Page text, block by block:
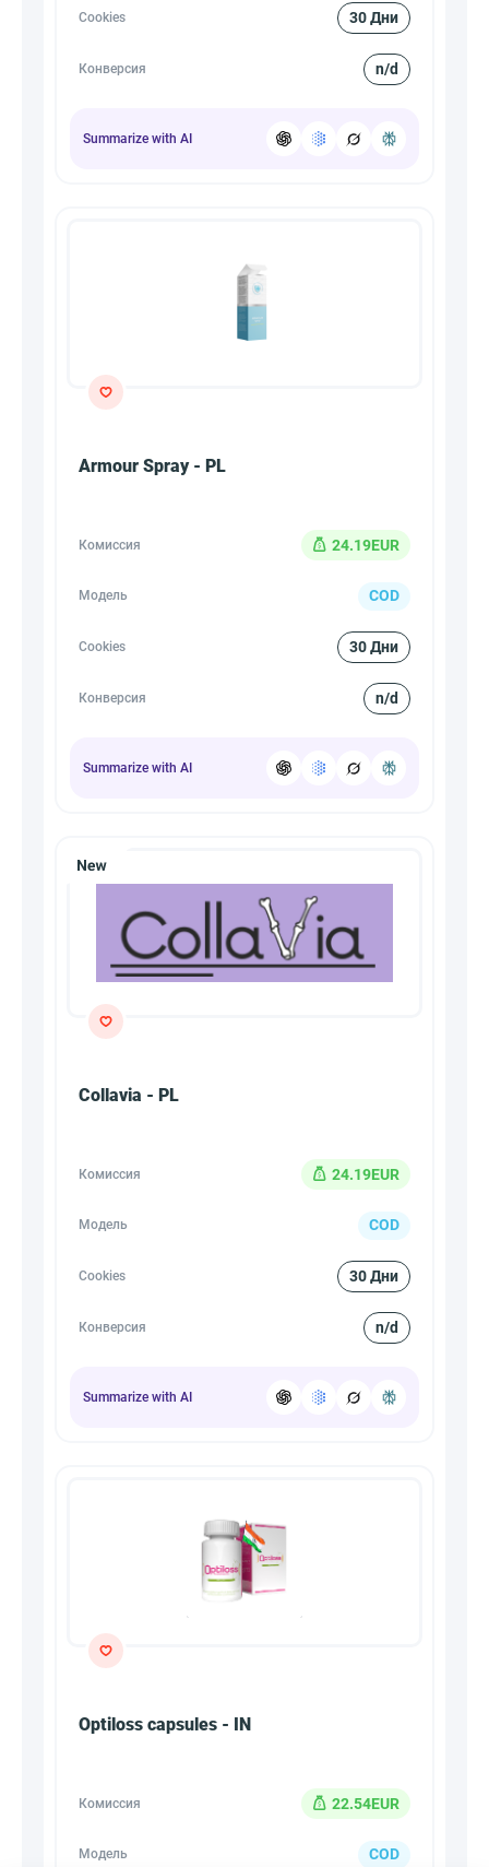
Cookies 30 Дни
Конверсия n/d
Summarize with AI
Armour Spray - PL
Комиссия 24.19EUR
Модель COD
Cookies 30 Дни
Конверсия n/d
Summarize with AI
Collavia - PL
Комиссия 24.19EUR
Модель COD
Cookies 30 Дни
Конверсия n/d
Summarize with AI
Optiloss capsules - IN
Комиссия 22.54EUR
Модель COD